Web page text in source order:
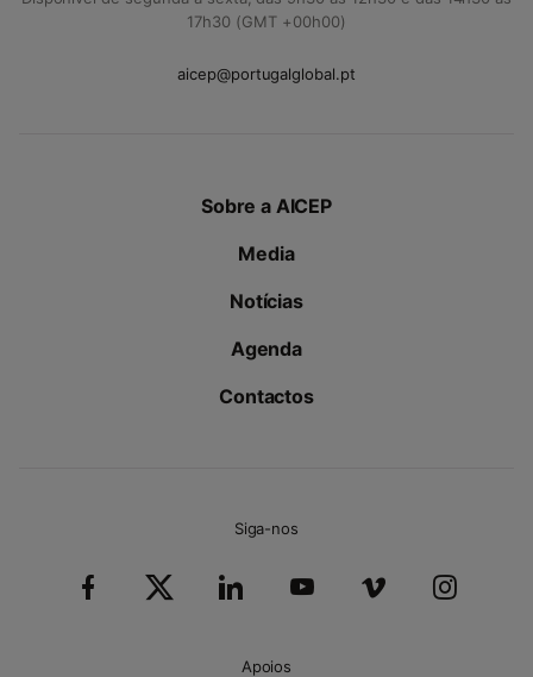
17h30 (GMT +00h00)
aicep@portugalglobal.pt
Sobre a AICEP
Media
Notícias
Agenda
Contactos
Siga-nos
Apoios